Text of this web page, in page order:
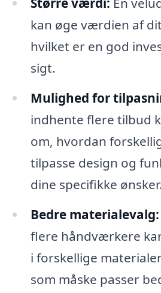
kan øge værdien af
hvilket er en god
sigt.
Mulighed for
indhente flere tilbud
om, hvordan
tilpasse design og
dine specifikke ønsker.
Bedre materialevalg:
flere håndværkere
i forskellige
som måske passer